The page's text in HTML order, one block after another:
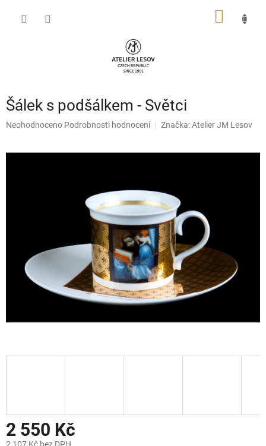
Šálek s podšálkem - Světci
Průměrné
Neohodnoceno Podrobnosti hodnocení Značka:Atelier JM Lesov
2 550 Kč